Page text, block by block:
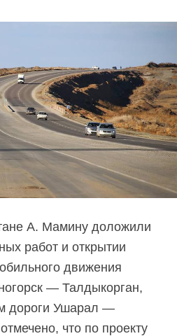
А. Мамину доложили
работ и открытии
движения
— Талдыкорган,
дороги Ушарал —
что по проекту